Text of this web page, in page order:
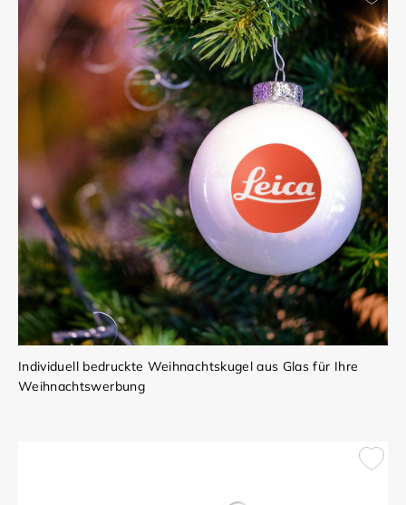
Individuell bedruckte Weihnachtskugel aus Glas für Ihre
Weihnachtswerbung